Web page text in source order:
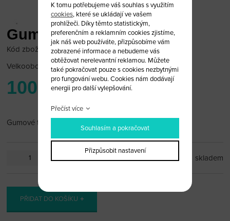
Gumové tlačítka Chrysler
Kód zboží: Chrysler 5/25
Velkoobchodní cena:po přihlášení
100 Kč
Gumové tlačítka Chrysler 4 tlačítka
ks skladem
PŘIDAT DO KOŠÍKU
K tomu potřebujeme váš souhlas s využitím
cookies, které se ukládají ve vašem
prohlížeči. Díky těmto statistickým,
preferenčním a reklamním cookies zjistíme,
jak náš web používáte, přizpůsobíme vám
zobrazené informace a nebudeme vás
obtěžovat nerelevantní reklamou. Můžete
také pokračovat pouze s cookies nezbytnými
pro fungování webu. Cookies nám dodávají
energii pro další vylepšování.
Přečíst více
Souhlasím a pokračovat
Přizpůsobit nastavení